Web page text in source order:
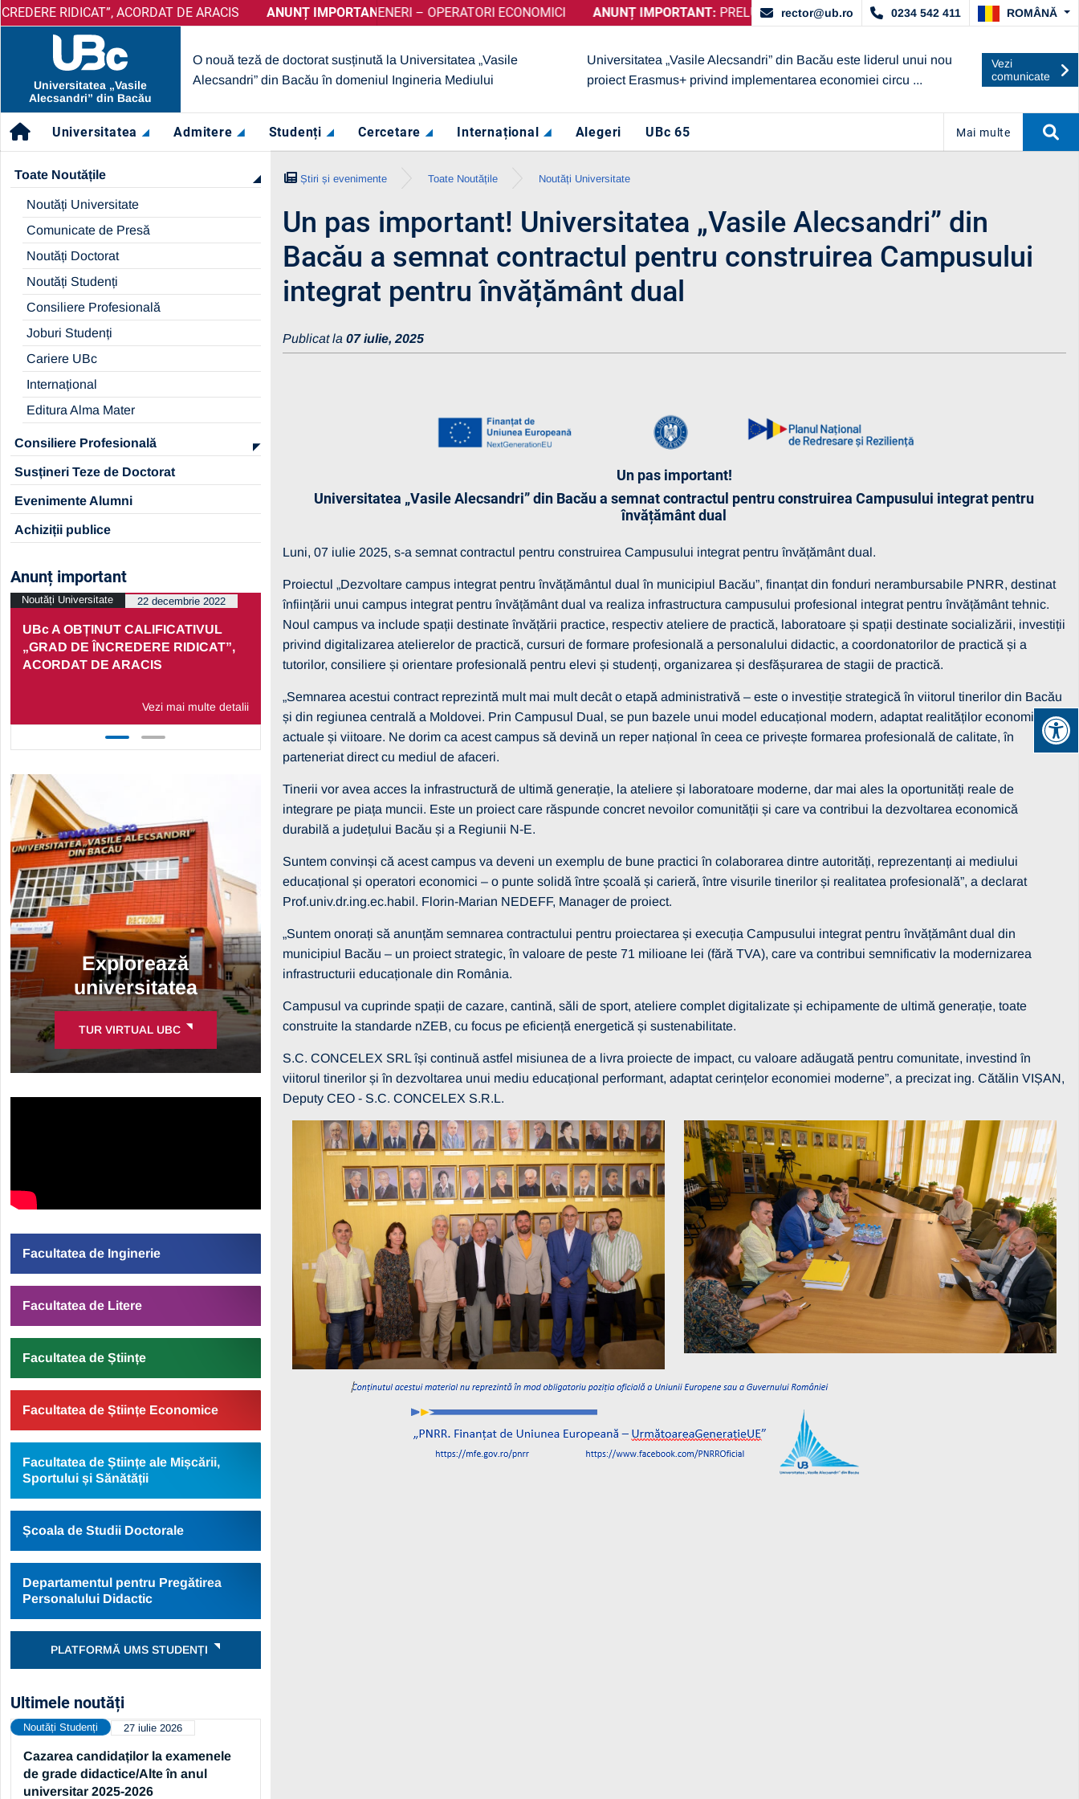
ANUNȚ IMPORTANT: UBc A OBȚINUT
ACORDAT DE ARACIS ANUNȚ IMPORTANT:UBc A OBȚINUT CALIFICATIVUL „GRAD DE ÎNCREDERE RIDICAT”, ACORDAT DE ARACIS
ANUNȚ IMPORTANT:PRELUNGIRE SELECȚIE PARTENERI – OPERATORI ECONOMICI ANUNȚ IMPORTANT:PRELUNGIRE SELECȚIE PARTENERI – OPERATORI ECONOMICI
rector@ub.ro 0234 542 411 ROMÂNĂ
Universitatea „Vasile
Alecsandri” din Bacău
O nouă teză de doctorat susținută la Universitatea „Vasile
Alecsandri” din Bacău în domeniul Ingineria Mediului
Universitatea „Vasile Alecsandri” din Bacău este liderul unui nou
proiect Erasmus+ privind implementarea economiei circu ...
Vezi
comunicate
Universitatea Admitere Studenți Cercetare Internațional Alegeri UBc 65 Mai multe
Toate Noutățile
Noutăți Universitate
Comunicate de Presă
Noutăți Doctorat
Noutăți Studenți
Consiliere Profesională
Joburi Studenți
Cariere UBc
Internațional
Editura Alma Mater
Consiliere Profesională
Susțineri Teze de Doctorat
Evenimente Alumni
Achiziții publice
Anunț important
UBc A OBȚINUT CALIFICATIVUL
„GRAD DE ÎNCREDERE RIDICAT”,
ACORDAT DE ARACIS
Vezi mai multe detalii
Noutăți Universitate 22 decembrie 2022
PRELUNGIRE SELECȚIE
PARTENERI – OPERATORI
ECONOMICI
Vezi mai multe detalii
Noutăți Universitate 13 martie 2026
Explorează
universitatea
TUR VIRTUAL UBC
Facultatea de Inginerie
Facultatea de Litere
Facultatea de Științe
Facultatea de Științe Economice
Facultatea de Științe ale Mișcării,
Sportului și Sănătății
Școala de Studii Doctorale
Departamentul pentru Pregătirea
Personalului Didactic
PLATFORMĂ UMS STUDENȚI
Ultimele noutăți
Cazarea candidaților la examenele
de grade didactice/Alte în anul
universitar 2025-2026
Noutăți Studenți 27 iulie 2026
Știri și evenimente Toate Noutățile Noutăți Universitate
Un pas important! Universitatea „Vasile Alecsandri” din
Bacău a semnat contractul pentru construirea Campusului
integrat pentru învățământ dual
Publicat la 07 iulie, 2025
Un pas important!
Universitatea „Vasile Alecsandri” din Bacău a semnat contractul pentru construirea Campusului integrat pentru
învățământ dual
Luni, 07 iulie 2025, s-a semnat contractul pentru construirea Campusului integrat pentru învățământ dual.
Proiectul „Dezvoltare campus integrat pentru învățământul dual în municipiul Bacău”, finanțat din fonduri nerambursabile PNRR, destinat
înființării unui campus integrat pentru învățământ dual va realiza infrastructura campusului profesional integrat pentru învățământ tehnic.
Noul campus va include spații destinate învățării practice, respectiv ateliere de practică, laboratoare și spații destinate socializării, investiții
privind digitalizarea atelierelor de practică, cursuri de formare profesională a personalului didactic, a coordonatorilor de practică și a
tutorilor, consiliere și orientare profesională pentru elevi și studenți, organizarea și desfășurarea de stagii de practică.
„Semnarea acestui contract reprezintă mult mai mult decât o etapă administrativă – este o investiție strategică în viitorul tinerilor din Bacău
și din regiunea centrală a Moldovei. Prin Campusul Dual, se pun bazele unui model educațional modern, adaptat realităților economice
actuale și viitoare. Ne dorim ca acest campus să devină un reper național în ceea ce privește formarea profesională de calitate, în
parteneriat direct cu mediul de afaceri.
Tinerii vor avea acces la infrastructură de ultimă generație, la ateliere și laboratoare moderne, dar mai ales la oportunități reale de
integrare pe piața muncii. Este un proiect care răspunde concret nevoilor comunității și care va contribui la dezvoltarea economică
durabilă a județului Bacău și a Regiunii N-E.
Suntem convinși că acest campus va deveni un exemplu de bune practici în colaborarea dintre autorități, reprezentanți ai mediului
educațional și operatori economici – o punte solidă între școală și carieră, între visurile tinerilor și realitatea profesională”, a declarat
Prof.univ.dr.ing.ec.habil. Florin-Marian NEDEFF, Manager de proiect.
„Suntem onorați să anunțăm semnarea contractului pentru proiectarea și execuția Campusului integrat pentru învățământ dual din
municipiul Bacău – un proiect strategic, în valoare de peste 71 milioane lei (fără TVA), care va contribui semnificativ la modernizarea
infrastructurii educaționale din România.
Campusul va cuprinde spații de cazare, cantină, săli de sport, ateliere complet digitalizate și echipamente de ultimă generație, toate
construite la standarde nZEB, cu focus pe eficiență energetică și sustenabilitate.
S.C. CONCELEX SRL își continuă astfel misiunea de a livra proiecte de impact, cu valoare adăugată pentru comunitate, investind în
viitorul tinerilor și în dezvoltarea unui mediu educațional performant, adaptat cerințelor economiei moderne”, a precizat ing. Cătălin VIȘAN,
Deputy CEO - S.C. CONCELEX S.R.L.